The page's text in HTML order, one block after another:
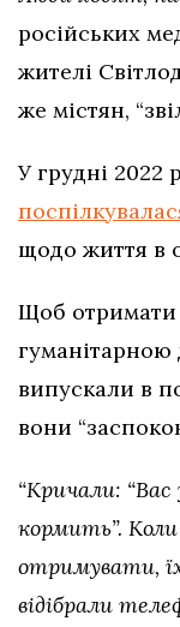
російських
жителі
же містян,
У грудні 2022
щодо життя в
Щоб отримати
випускали в
вони
“Кричали:
кормить”.
отримувати,
відібрали